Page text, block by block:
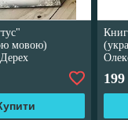
мовою)
199